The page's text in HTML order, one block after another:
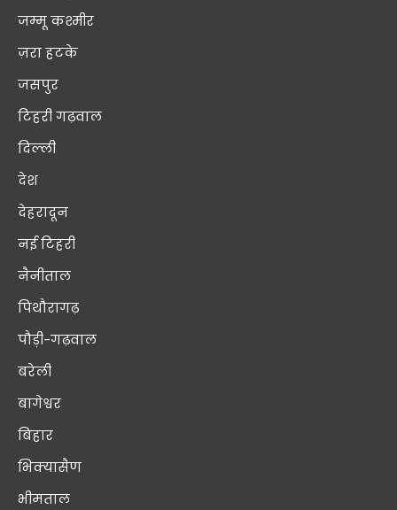
जम्मू कश्मीर
ज़रा हटके
जसपुर
टिहरी गढ़वाल
दिल्ली
देश
देहरादून
नई टिहरी
नैनीताल
पिथौरागढ़
पौड़ी-गढ़वाल
बरेली
बागेश्वर
बिहार
भिक्यासैण
भीमताल